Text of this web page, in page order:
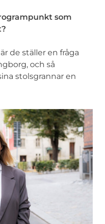
som
de ställer en fråga
och så
stolsgrannar en